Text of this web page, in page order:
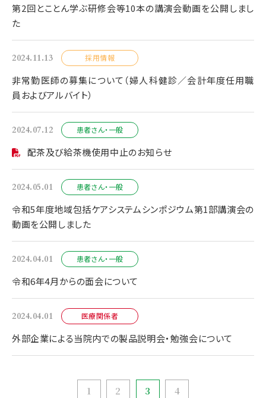
第2回とことん学ぶ研修会等10本の講演会動画を公開しまし
た
2024.11.13 採用情報
非常勤医師の募集について（婦人科健診／会計年度任用職
員およびアルバイト）
2024.07.12 患者さん・一般
配茶及び給茶機使用中止のお知らせ
2024.05.01 患者さん・一般
令和5年度地域包括ケアシステムシンポジウム第1部講演会の
動画を公開しました
2024.04.01 患者さん・一般
令和6年4月からの面会について
2024.04.01 医療関係者
外部企業による当院内での製品説明会・勉強会について
1 2 3 4